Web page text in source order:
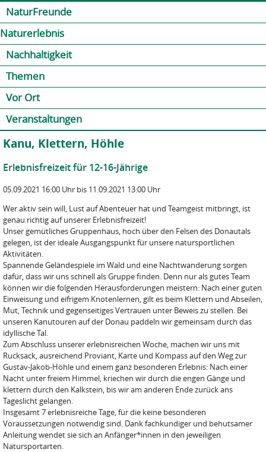
NaturFreunde
Naturerlebnis
Nachhaltigkeit
Themen
Vor Ort
Veranstaltungen
Kanu, Klettern, Höhle
Erlebnisfreizeit für 12-16-Jährige
05.09.2021 16:00 Uhr bis 11.09.2021 13:00 Uhr
Wer aktiv sein will, Lust auf Abenteuer hat und Teamgeist mitbringt, ist
genau richtig auf unserer Erlebnisfreizeit!
Unser gemütliches Gruppenhaus, hoch über den Felsen des Donautals
gelegen, ist der ideale Ausgangspunkt für unsere natursportlichen
Aktivitäten.
Spannende Geländespiele im Wald und eine Nachtwanderung sorgen
dafür, dass wir uns schnell als Gruppe finden. Denn nur als gutes Team
können wir die folgenden Herausforderungen meistern: Nach einer guten
Einweisung und eifrigem Knotenlernen, gilt es beim Klettern und Abseilen,
Mut, Technik und gegenseitiges Vertrauen unter Beweis zu stellen. Bei
unseren Kanutouren auf der Donau paddeln wir gemeinsam durch das
idyllische Tal.
Zum Abschluss unserer erlebnisreichen Woche, machen wir uns mit
Rucksack, ausreichend Proviant, Karte und Kompass auf den Weg zur
Gustav-Jakob-Höhle und einem ganz besonderen Erlebnis: Nach einer
Nacht unter freiem Himmel, kriechen wir durch die engen Gänge und
klettern durch den Kalkstein, bis wir am anderen Ende zurück ans
Tageslicht gelangen.
Insgesamt 7 erlebnisreiche Tage, für die keine besonderen
Voraussetzungen notwendig sind. Dank fachkundiger und behutsamer
Anleitung wendet sie sich an Anfänger*innen in den jeweiligen
Natursportarten.